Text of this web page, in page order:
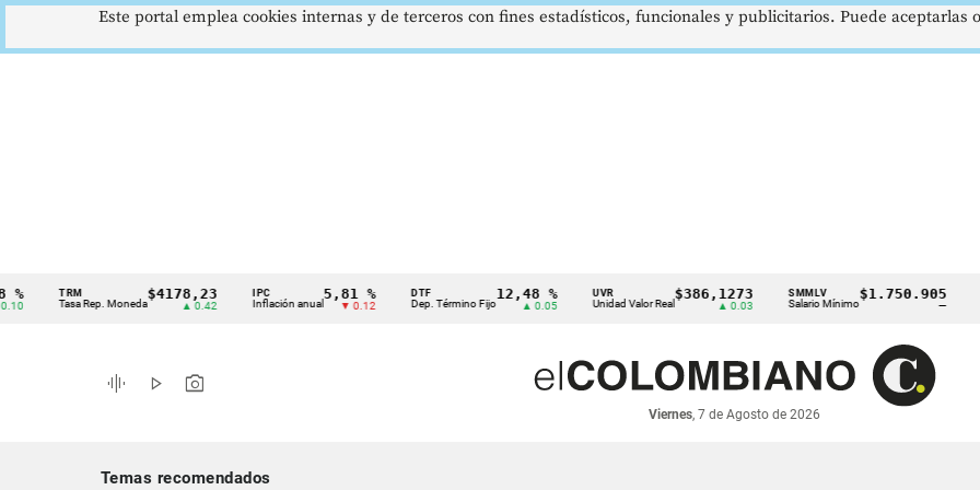
Cintillo
indicadores
económicos
TRM
Tasa Rep. Moneda
$4178,23
▲ 0.42
IPC
Inflación anual
5,81 %
▼ 0.12
DTF
Dep. Término Fijo
12,48 %
▲ 0.05
UVR
Unidad Valor Real
$386,1273 SMMLV
Salario Mínimo
$1.750.905 BRENT
Petróleo
graphic_eq play_arrow photo_camera
Viernes, 7 de Agosto de 2026
Temas recomendados
Este portal emplea cookies internas y de terceros con fines estadísticos, funcionales y publicitarios. Puede aceptarlas